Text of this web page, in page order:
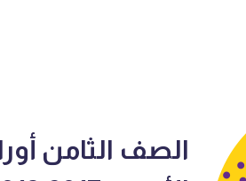
الصف الثامن